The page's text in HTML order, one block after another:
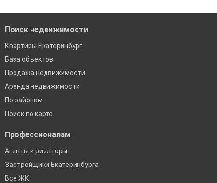
Поиск недвижимости
Квартиры Екатеринбург
База объектов
Продажа недвижимости
Аренда недвижимости
По районам
Поиск по карте
Профессионалам
Агенты и риэлторы
Застройщики Екатеринбурга
Все ЖК